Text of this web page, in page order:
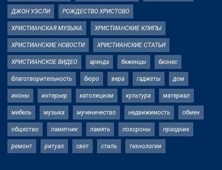
ДЖОН УЭСЛИ РОЖДЕСТВО ХРИСТОВО
ХРИСТИАНСКАЯ МУЗЫКА ХРИСТИАНСКИЕ КЛИПЫ
ХРИСТИАНСКИЕ НОВОСТИ ХРИСТИАНСКИЕ СТАТЬИ
ХРИСТИАНСКОЕ ВИДЕО аренда беженцы бизнес
благотворительность бюро вера гаджеты дом
иконы интерьер католицизм культура материал
мебель музыка мученичество недвижимость обмен
общество памятник память похороны праздник
ремонт ритуал свет стиль технологии